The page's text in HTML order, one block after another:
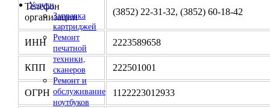
Услуги
Заправка
картриджей
Ремонт
печатной
техники,
сканеров
Ремонт и
обслуживание
ноутбуков
Телефон
организации
(3852) 22-31-32, (3852) 60-18-42
ИНН 2223589658
КПП 222501001
ОГРН 1122223012933